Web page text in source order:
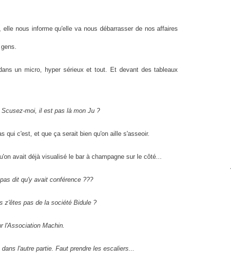
elle nous informe qu'elle va nous débarrasser de nos affaires
un micro, hyper sérieux et tout. Et devant des tableaux
moi, il est pas là mon Ju ?
qui c'est, et que ça serait bien qu'on aille s'asseoir.
avait déjà visualisé le bar à champagne sur le côté...
dit qu'y avait conférence ???
z'êtes pas de la société Bidule ?
l'Association Machin.
l'autre partie. Faut prendre les escaliers...